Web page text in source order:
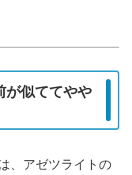
が似ててやや
、アゼツライトの